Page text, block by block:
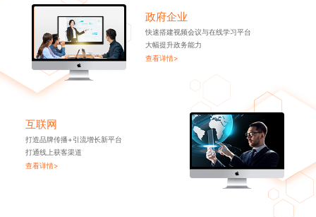
政府企业
快速搭建视频会议与在线学习平台
大幅提升政务能力
查看详情>
互联网
打造品牌传播+引流增长新平台
打通线上获客渠道
查看详情>